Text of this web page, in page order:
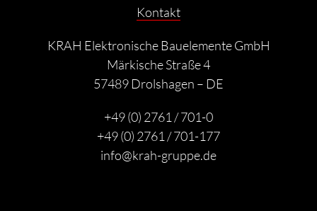
Kontakt
KRAH Elektronische Bauelemente GmbH
Märkische Straße 4
57489 Drolshagen – DE
+49 (0) 2761 / 701-0
+49 (0) 2761 / 701-177
info@krah-gruppe.de